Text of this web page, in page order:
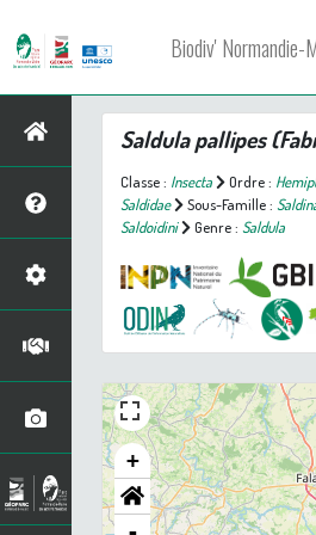
Biodiv' Normandie-
Saldula pallipes
Classe : Insecta Ordre :
Saldidae
Sous-Famille :
Saldoidini
Genre : Saldula
+